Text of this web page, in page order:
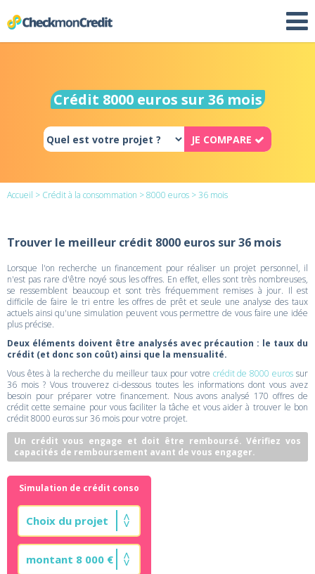
Crédit 8000 euros sur 36 mois
JE COMPARE
Accueil > Crédit à la consommation >8000 euros > 36 mois
Trouver le meilleur crédit 8000 euros sur 36 mois
Lorsque l'on recherche un financement pour réaliser un projet personnel, il
n'est pas rare d'être noyé sous les offres. En effet, elles sont très nombreuses,
se ressemblent beaucoup et sont très fréquemment remises à jour. Il est
difficile de faire le tri entre les offres de prêt et seule une analyse des taux
actuels ainsi qu'une simulation peuvent vous permettre de vous faire une idée
plus précise.
Deux éléments doivent être analysés avec précaution : le taux du
crédit (et donc son coût) ainsi que la mensualité.
Vous êtes à la recherche du meilleur taux pour votre crédit de 8000 euros sur
36 mois ? Vous trouverez ci-dessous toutes les informations dont vous avez
besoin pour préparer votre financement. Nous avons analysé 170 offres de
crédit cette semaine pour vous faciliter la tâche et vous aider à trouver le bon
crédit 8000 euros sur 36 mois pour votre projet.
Un crédit vous engage et doit être remboursé. Vérifiez vos
capacités de remboursement avant de vous engager.
Simulation de crédit conso